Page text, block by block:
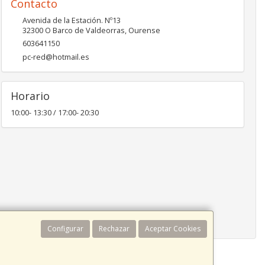
Configurar Rechazar Aceptar Cookies
Contacto
Avenida de la Estación. Nº13
32300 O Barco de Valdeorras, Ourense
603641150
pc-red@hotmail.es
Horario
10:00- 13:30 / 17:00- 20:30